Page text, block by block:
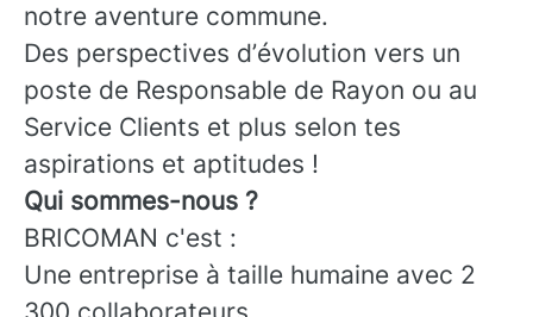
notre aventure commune.
Des perspectives d’évolution vers un
poste de Responsable de Rayon ou au
Service Clients et plus selon tes
aspirations et aptitudes !
Qui sommes-nous ?
BRICOMAN c'est :
Une entreprise à taille humaine avec 2